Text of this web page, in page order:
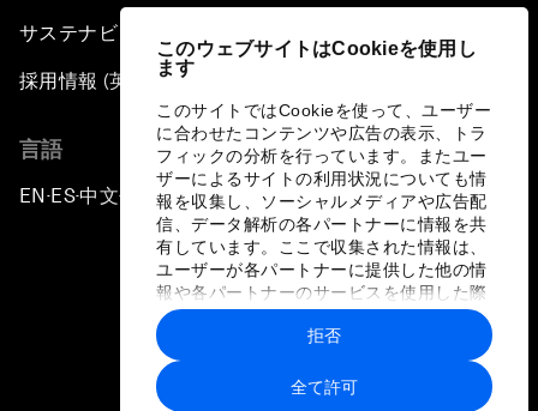
このウェブサイトはCookieを使用し
ます
このサイトではCookieを使って、ユーザー
に合わせたコンテンツや広告の表示、トラ
フィックの分析を行っています。またユー
ザーによるサイトの利用状況についても情
報を収集し、ソーシャルメディアや広告配
信、データ解析の各パートナーに情報を共
有しています。ここで収集された情報は、
ユーザーが各パートナーに提供した他の情
報や各パートナーのサービスを使用した際
に収集された情報と組み合わされ、各パー
トナーによって使用されることがありま
す。
全て許可
拒否
サステナビリティへの取り組み
採用情報 (英語のみ)
言語
EN ▪ES▪中文▪ 日本語
プライバシーポリシーと利用規約
サイトマップ